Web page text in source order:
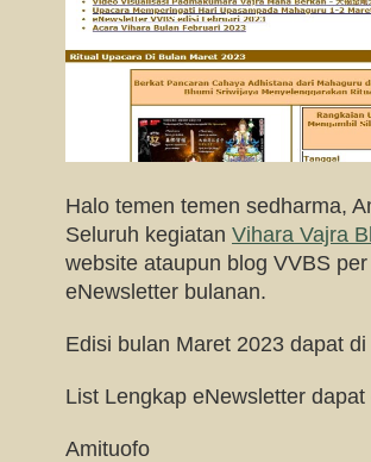
Halo temen temen sedharma,
Seluruh kegiatan Vihara Vajra
website ataupun blog VVBS
eNewsletter bulanan.
Edisi bulan Maret 2023 dapat
List Lengkap eNewsletter
Amituofo